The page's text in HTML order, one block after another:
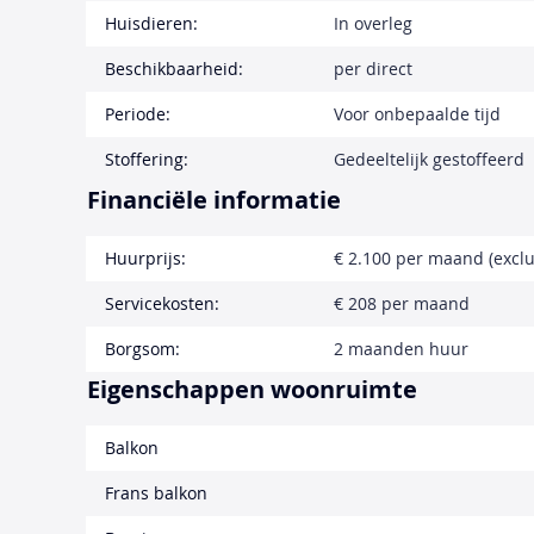
Huisdieren:
In overleg
Beschikbaarheid:
per direct
Periode:
Voor onbepaalde tijd
Stoffering:
Gedeeltelijk gestoffeerd
Financiële informatie
Huurprijs:
€ 2.100 per maand
Servicekosten:
€ 208 per maand
Borgsom:
2 maanden huur
Eigenschappen woonruimte
Balkon
Frans balkon